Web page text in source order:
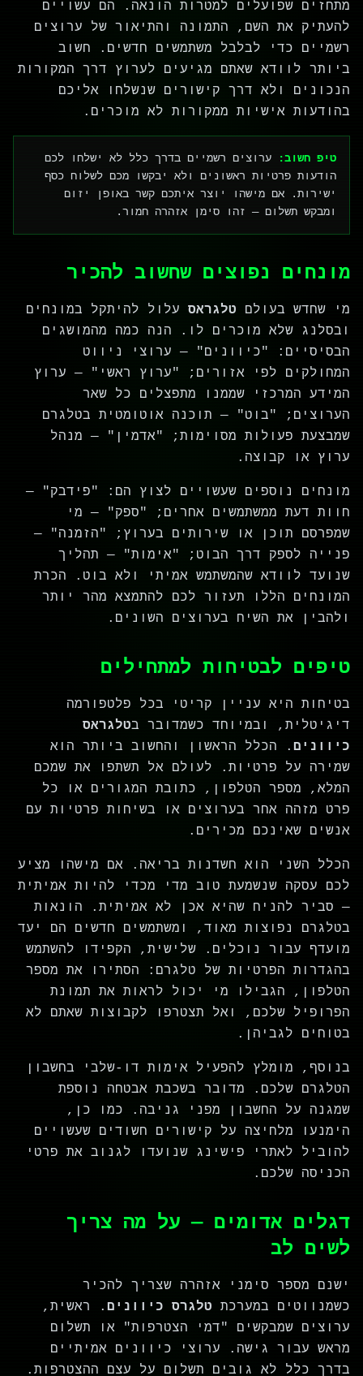
מתחזים שפועלים למטרות הונאה. הם עשויים
להעתיק את השם, התמונה והתיאור של ערוצים
רשמיים כדי לבלבל משתמשים חדשים. חשוב
ביותר לוודא שאתם מגיעים לערוץ דרך המקורות
הנכונים ולא דרך קישורים שנשלחו אליכם
בהודעות אישיות ממקורות לא מוכרים.
טיפ חשוב:
ערוצים רשמיים בדרך כלל לא ישלחו לכם
הודעות פרטיות ראשונים ולא יבקשו מכם לשלוח כסף
ישירות. אם מישהו יוצר איתכם קשר באופן יזום
ומבקש תשלום — זהו סימן אזהרה חמור.
מונחים נפוצים שחשוב להכיר
מי שחדש בעולם טלגראס עלול להיתקל במונחים
ובסלנג שלא מוכרים לו. הנה כמה מהמושגים
הבסיסיים: "כיוונים" — ערוצי ניווט
המחולקים לפי אזורים; "ערוץ ראשי" — ערוץ
המידע המרכזי שממנו מתפצלים כל שאר
הערוצים; "בוט" — תוכנה אוטומטית בטלגרם
שמבצעת פעולות מסוימות; "אדמין" — מנהל
ערוץ או קבוצה.
מונחים נוספים שעשויים לצוץ הם: "פידבק" —
חוות דעת ממשתמשים אחרים; "ספק" — מי
שמפרסם תוכן או שירותים בערוץ; "הזמנה" —
פנייה לספק דרך הבוט; "אימות" — תהליך
שנועד לוודא שהמשתמש אמיתי ולא בוט. הכרת
המונחים הללו תעזור לכם להתמצא מהר יותר
ולהבין את השיח בערוצים השונים.
טיפים לבטיחות למתחילים
בטיחות היא עניין קריטי בכל פלטפורמה
דיגיטלית, ובמיוחד כשמדובר בטלגראס
כיוונים . הכלל הראשון והחשוב ביותר הוא
שמירה על פרטיות. לעולם אל תשתפו את שמכם
המלא, מספר הטלפון, כתובת המגורים או כל
פרט מזהה אחר בערוצים או בשיחות פרטיות עם
אנשים שאינכם מכירים.
הכלל השני הוא חשדנות בריאה. אם מישהו מציע
לכם עסקה שנשמעת טוב מדי מכדי להיות אמיתית
— סביר להניח שהיא אכן לא אמיתית. הונאות
בטלגרם נפוצות מאוד, ומשתמשים חדשים הם יעד
מועדף עבור נוכלים. שלישית, הקפידו להשתמש
בהגדרות הפרטיות של טלגרם: הסתירו את מספר
הטלפון, הגבילו מי יכול לראות את תמונת
הפרופיל שלכם, ואל תצטרפו לקבוצות שאתם לא
בטוחים לגביהן.
בנוסף, מומלץ להפעיל אימות דו-שלבי בחשבון
הטלגרם שלכם. מדובר בשכבת אבטחה נוספת
שמגנה על החשבון מפני גניבה. כמו כן,
הימנעו מלחיצה על קישורים חשודים שעשויים
להוביל לאתרי פישינג שנועדו לגנוב את פרטי
הכניסה שלכם.
דגלים אדומים — על מה צריך
לשים לב
ישנם מספר סימני אזהרה שצריך להכיר
כשמנווטים במערכת
טלגרס כיוונים . ראשית,
ערוצים שמבקשים "דמי הצטרפות" או תשלום
מראש עבור גישה. ערוצי כיוונים אמיתיים
בדרך כלל לא גובים תשלום על עצם ההצטרפות.